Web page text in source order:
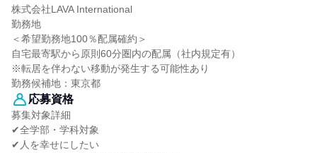
株式会社LAVA International
勤務地
＜希望勤務地100％配属確約＞
自宅最寄駅から原則60分圏内の配属（社内規定有）
※転居を伴わない移動が発生する可能性あり
勤務候補地：東京都
応募資格
募集対象詳細
✔全学部・学科対象
✔人を幸せにしたい